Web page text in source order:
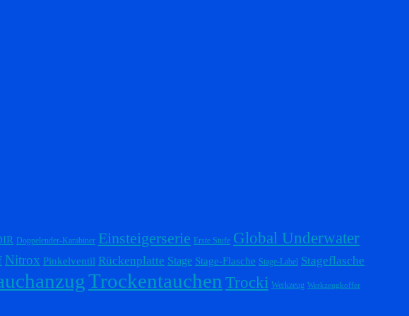
Doppelender-Karabiner Einsteigerserie Erste Stufe Global Underwater
Nitrox Pinkelventil Rückenplatte Stage Stage-Flasche Stage-Label Stageflasche
Trockentauchen Trocki Werkzeug Werkzeugkoffer